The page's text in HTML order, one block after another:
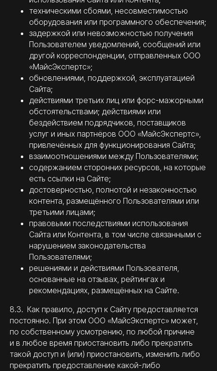
техническими сбоями, несовместимостью
оборудования или программного обеспечения;
задержкой или невозможностью получения
Пользователем уведомлений, сообщений или
другой корреспонденции, отправленных ООО
«МайсЭкспертс»;
обновлениями, поддержкой, эксплуатацией
Сайта;
действиями третьих лиц или форс-мажорными
обстоятельствами; действиями или
бездействием подрядчиков, поставщиков
услуг и иных партнёров ООО «МайсЭкспертс»,
привлечённых для функционирования Сайта;
взаимоотношениями между Пользователями;
содержанием сторонних ресурсов, на которые
есть ссылки на Сайте;
достоверностью, полнотой и незаконностью
контента, размещённого Пользователями или
третьими лицами;
правовыми последствиями использования
Сайта или Контента, в том числе связанными с
нарушением законодательства
Пользователями;
решениями и действиями Пользователя,
основанные на отзывах, рейтингах и
рекомендациях, размещённых на Сайте.
8.3. Как правило, доступ к Сайту предоставляется
постоянно. При этом ООО «МайсЭкспертс» может,
по собственному усмотрению, по любой причине
и в любое время приостановить либо прекратить
такой доступ и (или) приостановить, изменить либо
прекратить предоставление какой-либо